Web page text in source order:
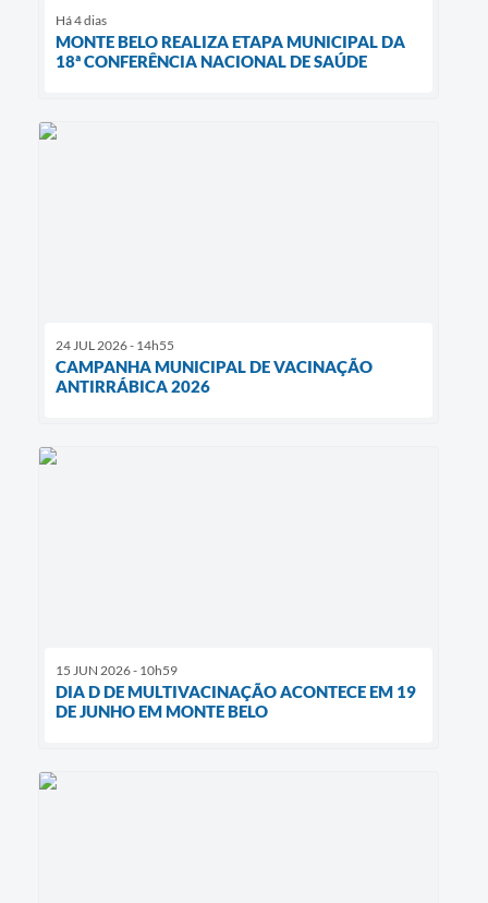
Há 4 dias
MONTE BELO REALIZA ETAPA MUNICIPAL DA
18ª CONFERÊNCIA NACIONAL DE SAÚDE
24 JUL 2026 - 14h55
CAMPANHA MUNICIPAL DE VACINAÇÃO
ANTIRRÁBICA 2026
15 JUN 2026 - 10h59
DIA D DE MULTIVACINAÇÃO ACONTECE EM 19
DE JUNHO EM MONTE BELO